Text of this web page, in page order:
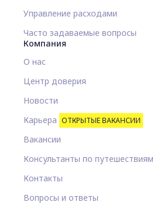
Управление расходами
Часто задаваемые вопросы
Компания
О нас
Центр доверия
Новости
Карьера ОТКРЫТЫЕ ВАКАНСИИ
Вакансии
Консультанты по путешествиям
Контакты
Вопросы и ответы